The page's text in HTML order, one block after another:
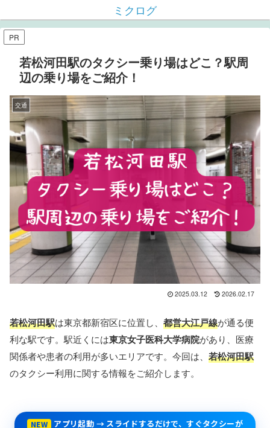
ミクログ
PR
若松河田駅のタクシー乗り場はどこ？駅周
辺の乗り場をご紹介！
交通
2025.03.12 2026.02.17
若松河田駅は東京都新宿区に位置し、 都営大江戸線が通る便
利な駅です。駅近くには東京女子医科大学病院があり、医療
関係者や患者の利用が多いエリアです。今回は、 若松河田駅
のタクシー利用に関する情報をご紹介します。
NEW
アプリ起動 → スライドするだけで、すぐタクシーが